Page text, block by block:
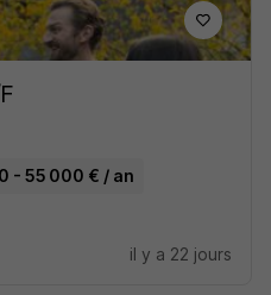
- 55 000 € / an
il y a 22 jours